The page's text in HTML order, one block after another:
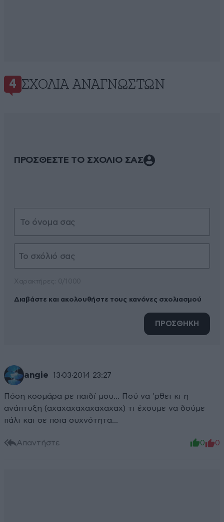
4 ΣΧΌΛΙΑ ΑΝΑΓΝΩΣΤΏΝ
ΠΡΟΣΘΕΣΤΕ ΤΟ ΣΧΟΛΙΟ ΣΑΣ
Διαβάστε και ακολουθήστε τους κανόνες σχολιασμού
ΠΡΟΣΘΗΚΗ
angie 13·03·2014 23:27
Πόση κοσμάρα ρε παιδί μου... Πού να 'ρθει κι η
ανάπτυξη (αχαχαχαχαχαχαχαχ) τι έχουμε να δούμε
πάλι και σε ποια συχνότητα...
Απαντήστε 0 0